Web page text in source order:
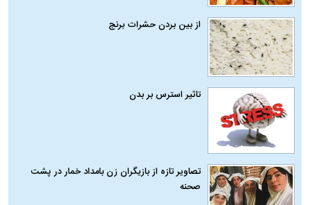
از بین بردن حشرات برنج
تاثیر استرس بر بدن
تصاویر تازه از بازیگران زن بامداد خمار در پشت
صحنه